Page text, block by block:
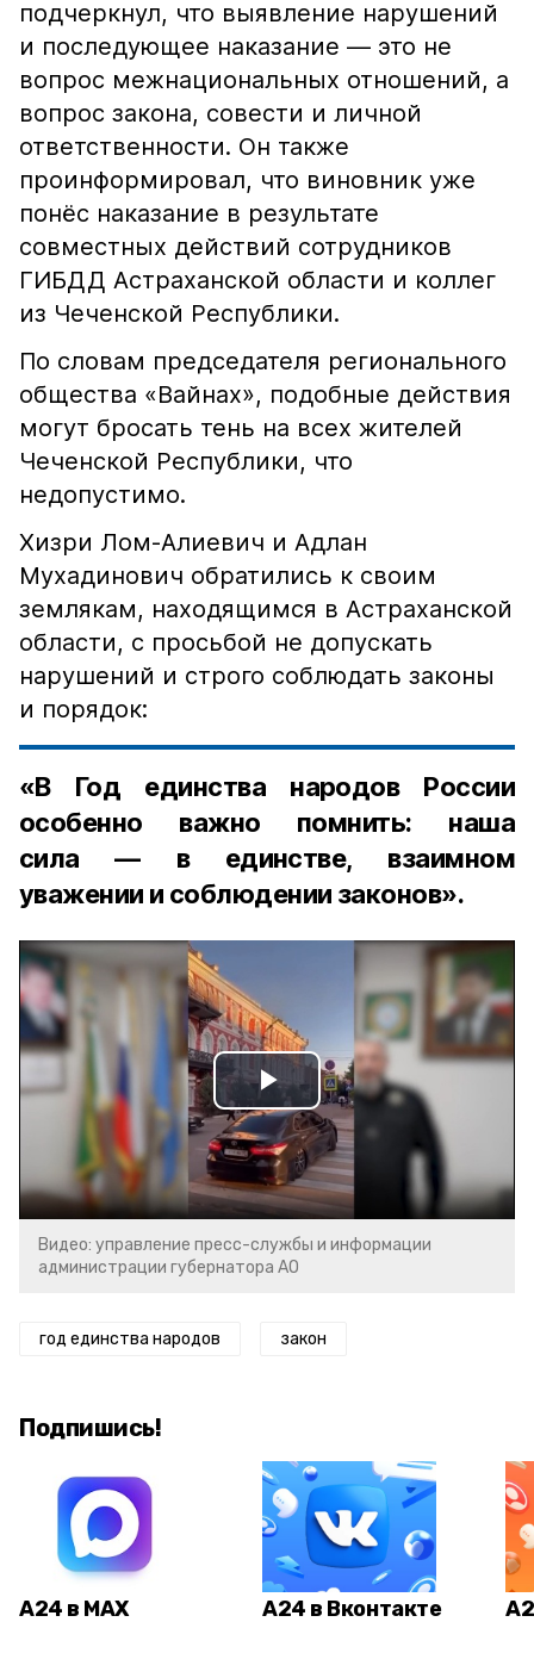
подчеркнул, что выявление нарушений
и последующее наказание — это не
вопрос межнациональных отношений, а
вопрос закона, совести и личной
ответственности. Он также
проинформировал, что виновник уже
понёс наказание в результате
совместных действий сотрудников
ГИБДД Астраханской области и коллег
из Чеченской Республики.
По словам председателя регионального
общества «Вайнах», подобные действия
могут бросать тень на всех жителей
Чеченской Республики, что
недопустимо.
Хизри Лом-Алиевич и Адлан
Мухадинович обратились к своим
землякам, находящимся в Астраханской
области, с просьбой не допускать
нарушений и строго соблюдать законы
и порядок:
«В Год единства народов России
особенно важно помнить: наша
сила — в единстве, взаимном
уважении и соблюдении законов».
Play
Video
Видео: управление пресс-службы и информации
администрации губернатора АО
год единства народов закон
Подпишись!
А24 в MAX А24 в Вконтакте